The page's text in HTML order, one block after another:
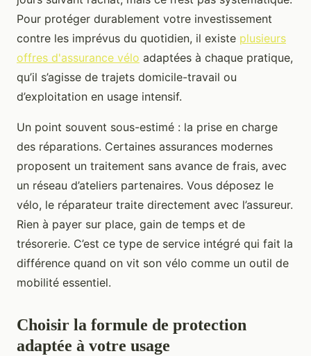
Pour protéger durablement votre investissement
contre les imprévus du quotidien, il existe plusieurs
offres d'assurance vélo adaptées à chaque pratique,
qu’il s’agisse de trajets domicile-travail ou
d’exploitation en usage intensif.
Un point souvent sous-estimé : la prise en charge
des réparations. Certaines assurances modernes
proposent un traitement sans avance de frais, avec
un réseau d’ateliers partenaires. Vous déposez le
vélo, le réparateur traite directement avec l’assureur.
Rien à payer sur place, gain de temps et de
trésorerie. C’est ce type de service intégré qui fait la
différence quand on vit son vélo comme un outil de
mobilité essentiel.
Choisir la formule de protection
adaptée à votre usage